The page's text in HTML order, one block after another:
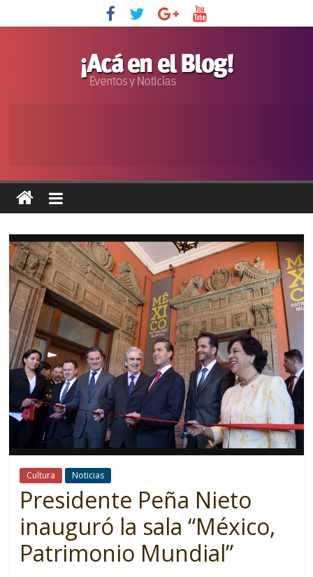
Cultura Noticias
Presidente Peña Nieto
inauguró la sala “México,
Patrimonio Mundial”